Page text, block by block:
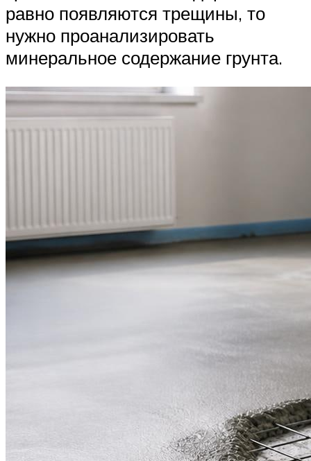
равно появляются трещины, то
нужно проанализировать
минеральное содержание грунта.